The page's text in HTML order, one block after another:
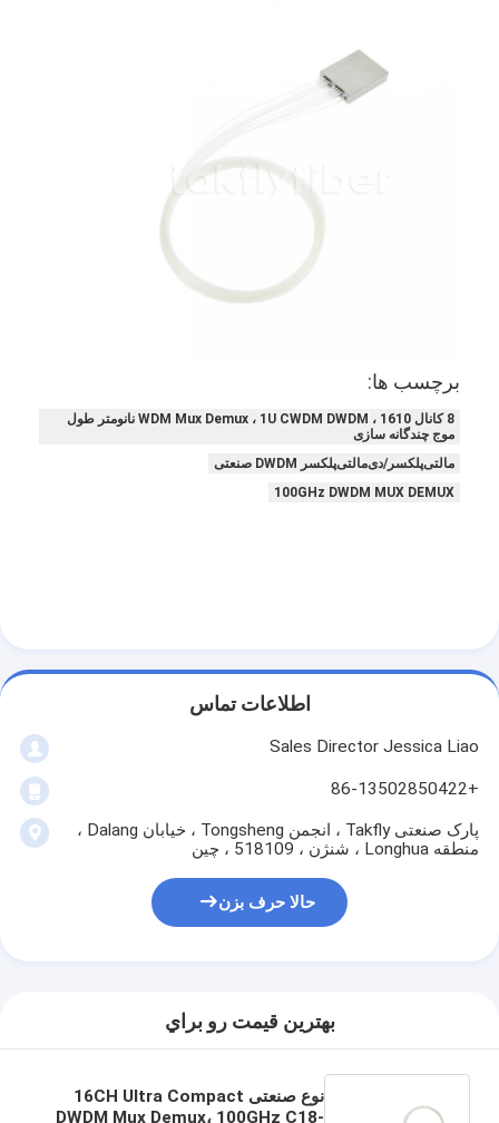
سوئیچ فیبر اترنت
برچسب ها:
8 کانال WDM Mux Demux ، 1U CWDM DWDM ، 1610 نانومتر طول
موج چندگانه سازی
مالتی‌پلکسر/دی‌مالتی‌پلکسر DWDM صنعتی
100GHz DWDM MUX DEMUX
اطلاعات تماس
Sales Director Jessica Liao
+86-13502850422
پارک صنعتی Takfly ، انجمن Tongsheng ، خیابان Dalang ،
منطقه Longhua ، شنژن ، 518109 ، چین
حالا حرف بزن
بهترين قيمت رو براي
نوع صنعتی 16CH Ultra Compact
DWDM Mux Demux، 100GHz C18-